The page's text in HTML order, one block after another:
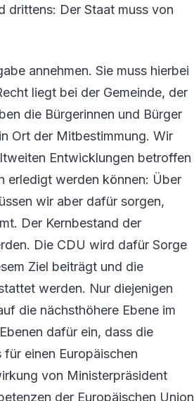
drittens: Der Staat muss von
annehmen. Sie muss hierbei
liegt bei der Gemeinde, der
die Bürgerinnen und Bürger
Ort der Mitbestimmung. Wir
Entwicklungen betroffen
erledigt werden können: Über
wir aber dafür sorgen,
Der Kernbestand der
Die CDU wird dafür Sorge
Ziel beiträgt und die
werden. Nur diejenigen
die nächsthöhere Ebene im
dafür ein, dass die
einen Europäischen
von Ministerpräsident
der Europäischen Union